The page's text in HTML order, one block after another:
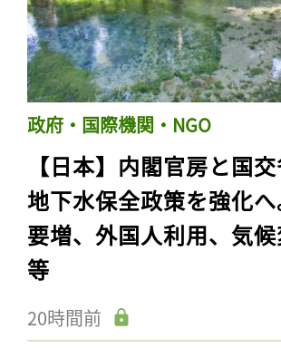
政府・国際機関・NGO
【日本】内閣官房と国交
地下水保全政策を強化
要増、外国人利用、気
等
20時間前